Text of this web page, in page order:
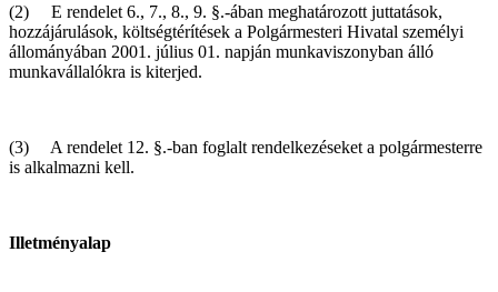
(2) E rendelet 6., 7., 8., 9. §.-ában meghatározott juttatások,
hozzájárulások, költségtérítések a Polgármesteri Hivatal személyi
állományában 2001. július 01. napján munkaviszonyban álló
munkavállalókra is kiterjed.
(3) A rendelet 12. §.-ban foglalt rendelkezéseket a polgármesterre
is alkalmazni kell.
Illetményalap